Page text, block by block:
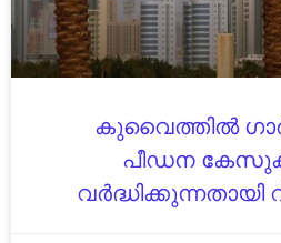
കുവൈത്തിൽ
പീഡന
വർദ്ധിക്കുന്നതായി